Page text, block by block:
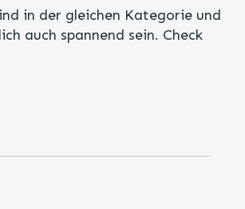
in der gleichen Kategorie und
auch spannend sein. Check